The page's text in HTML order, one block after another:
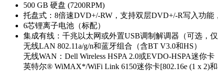
500 GB 硬盘 (7200RPM)
托盘式：8倍速DVD+/-RW，支持双层DVD+/-R写入功能
6芯锂离子电池（标配）
集成有线：千兆以太网或外置USB调制解调器（可选，
无线LAN 802.11a/g/n和蓝牙组合（含BT V3.0和HS）
无线WAN：Dell Wireless HSPA 2.0或EVDO-HSPA迷你卡
英特尔® WiMAX*/WiFi Link 6150迷你卡[802.16e (1 x 2)和